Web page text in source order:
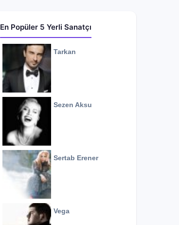
En Popüler 5 Yerli Sanatçı
Tarkan
Sezen Aksu
Sertab Erener
Vega